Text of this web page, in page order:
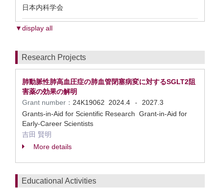
日本内科学会
▼display all
Research Projects
肺動脈性肺高血圧症の肺血管閉塞病変に対するSGLT2阻
害薬の効果の解明
Grant number： 24K19062 2024.4 -
2027.3
Grants-in-Aid for Scientific Research Grant-in-Aid for
Early-Career Scientists
吉田 賢明
More details
Educational Activities